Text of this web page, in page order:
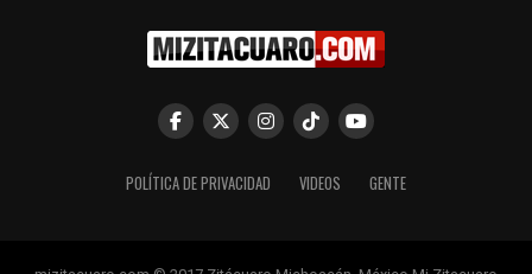
Comparte con:
POLÍTICA DE PRIVACIDAD VIDEOS GENTE